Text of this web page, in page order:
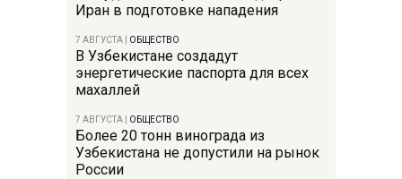
Иран в подготовке нападения
7 АВГУСТА ОБЩЕСТВО
В Узбекистане создадут
энергетические паспорта для всех
махаллей
7 АВГУСТА ОБЩЕСТВО
Более 20 тонн винограда из
Узбекистана не допустили на рынок
России